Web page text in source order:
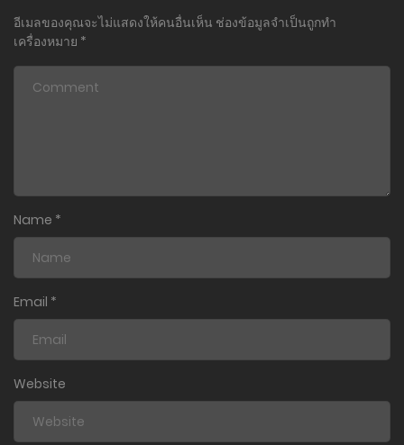
อีเมลของคุณจะไม่แสดงให้คนอื่นเห็น ช่องข้อมูลจำเป็นถูกทำ
เครื่องหมาย *
Name *
Email *
Website